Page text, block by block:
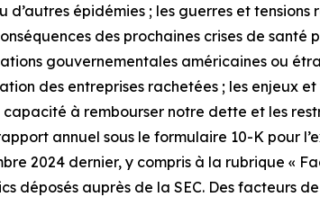
épidémies ; les guerres et tensions
des prochaines crises de santé
gouvernementales américaines ou
des entreprises rachetées ; les enjeux
à rembourser notre dette et les
annuel sous le formulaire 10-K pour
2024 dernier, y compris à la rubrique «
déposés auprès de la SEC. Des facteurs